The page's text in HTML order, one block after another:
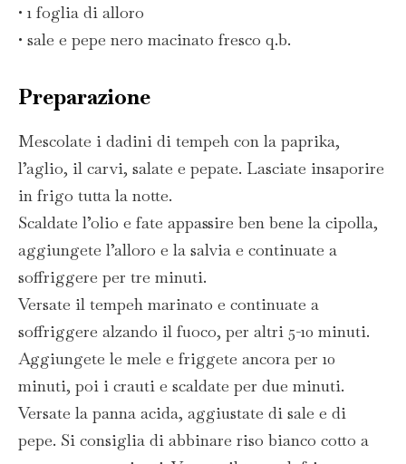
• 1 foglia di alloro
• sale e pepe nero macinato fresco q.b.
Preparazione
Mescolate i dadini di tempeh con la paprika,
l’aglio, il carvi, salate e pepate. Lasciate insaporire
in frigo tutta la notte.
Scaldate l’olio e fate appassire ben bene la cipolla,
aggiungete l’alloro e la salvia e continuate a
soffriggere per tre minuti.
Versate il tempeh marinato e continuate a
soffriggere alzando il fuoco, per altri 5-10 minuti.
Aggiungete le mele e friggete ancora per 10
minuti, poi i crauti e scaldate per due minuti.
Versate la panna acida, aggiustate di sale e di
pepe. Si consiglia di abbinare riso bianco cotto a